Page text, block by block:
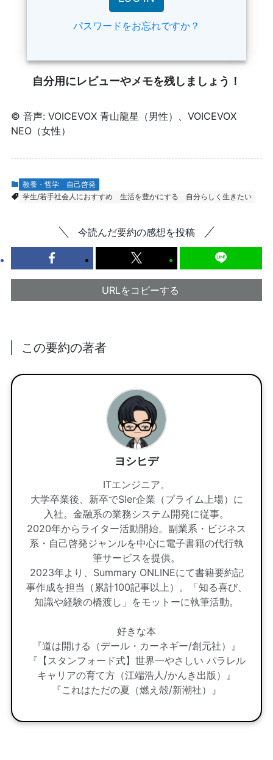
パスワードをお忘れですか？
自分用にレビューやメモを残しましょう！
© 音声: VOICEVOX 青山龍星（男性）、VOICEVOX
NEO（女性）
教養・哲学
自己啓発
学生/若手社会人におすすめ
生活を豊かにする 自分らしく生きたい
今読んだ要約の感想を投稿
URLをコピーする
この要約の著者
ヨシヒデ
ITエンジニア。
大学卒業後、新卒でSIer企業（プライム上場）に
入社。金融系の業務システム開発に従事。
2020年からライター活動開始。副業系・ビジネス
系・自己啓発ジャンルを中心に電子書籍の代行執
筆サービスを提供。
2023年より、Summary ONLINEにて書籍要約記
事作成を担当（累計100記事以上）。「知る喜び、
知識や経験の橋渡し」をモットーに執筆活動。
好きな本
『道は開ける（デール・カーネギー/創元社）』
『【スタンフォード式】世界一やさしい パラレル
キャリアの育て方（江端浩人/かんき出版）』
『これはただの夏（燃え殻/新潮社）』